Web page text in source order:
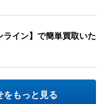
イン】で簡単買取いた
をもっと見る